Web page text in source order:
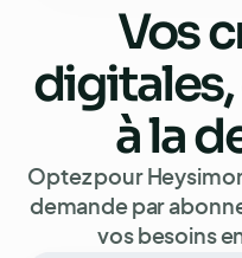
Vos
digitales
à la
Optez pour
demande par
vos besoins